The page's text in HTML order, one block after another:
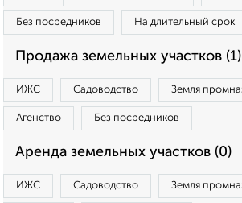
Без посредников На длительный срок
Продажа земельных участков (1)
ИЖС Садоводство Земля
Агенство Без посредников
Аренда земельных участков (0)
ИЖС Садоводство Земля